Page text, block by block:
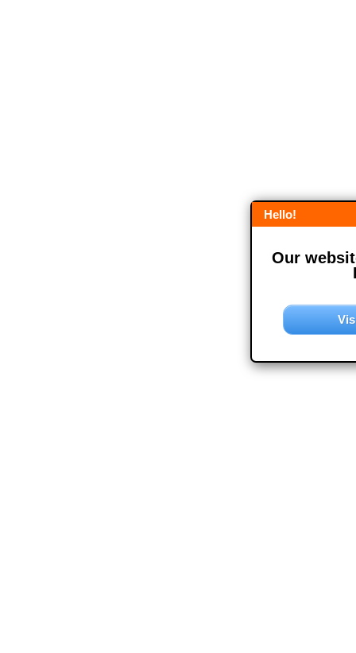
Hello!
Our